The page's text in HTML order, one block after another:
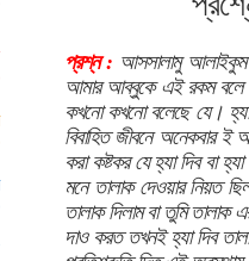
প্রশ্ন :আসসালামু আলাইকুম
আমার আব্বুকে এই রকম
কখনো কখনো বলেছে যে।
বিবাহিত জীবনে অনেকবার
করা কষ্টকর যে হ্যা দিব বা
মনে তালাক দেওয়ার নিয়ত
তালাক দিলাম বা তুমি
দাও করত তখনই হ্যা দিব